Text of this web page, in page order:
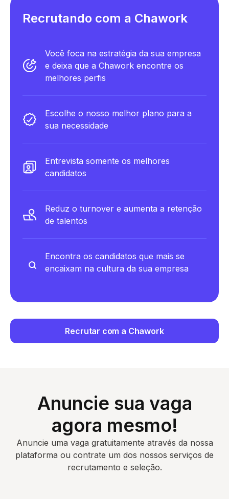
Recrutando com a Chawork
Você foca na estratégia da sua empresa
e deixa que a Chawork encontre os
melhores perfis
Escolhe o nosso melhor plano para a
sua necessidade
Entrevista somente os melhores
candidatos
Reduz o turnover e aumenta a retenção
de talentos
Encontra os candidatos que mais se
encaixam na cultura da sua empresa
Recrutar com a Chawork
Anuncie sua vaga
agora mesmo!
Anuncie uma vaga gratuitamente através da nossa
plataforma ou contrate um dos nossos serviços de
recrutamento e seleção.